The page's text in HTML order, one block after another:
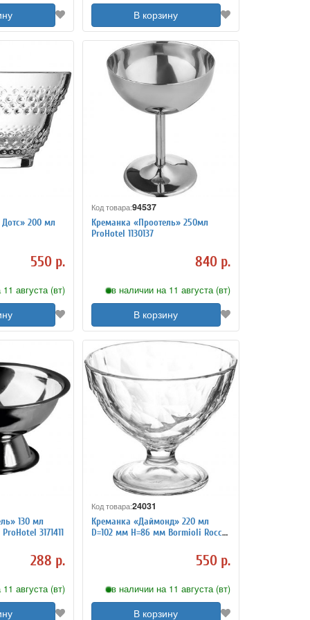
В корзину
200 мл
550 р.
августа (вт)
Код товара:94537
Креманка «Проотель» 250мл
ProHotel 1130137
840 р.
в наличии на 11 августа (вт)
В корзину
130 мл
3171411
288 р.
августа (вт)
Код товара:24031
Креманка «Даймонд» 220 мл
D=102 мм H=86 мм Bormioli Rocco
550 р.
в наличии на 11 августа (вт)
В корзину